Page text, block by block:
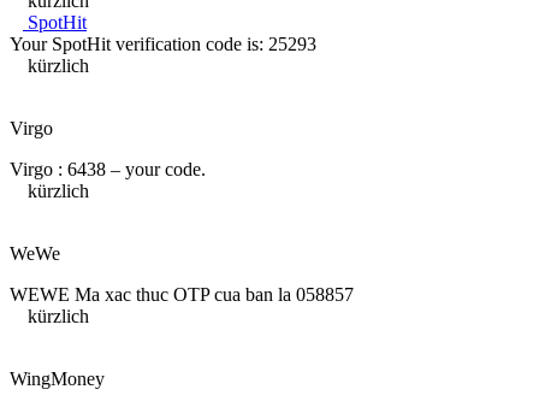
SpotHit
Your SpotHit verification code is: 25293
kürzlich
Virgo
Virgo : 6438 – your code.
kürzlich
WeWe
WEWE Ma xac thuc OTP cua ban la 058857
kürzlich
WingMoney